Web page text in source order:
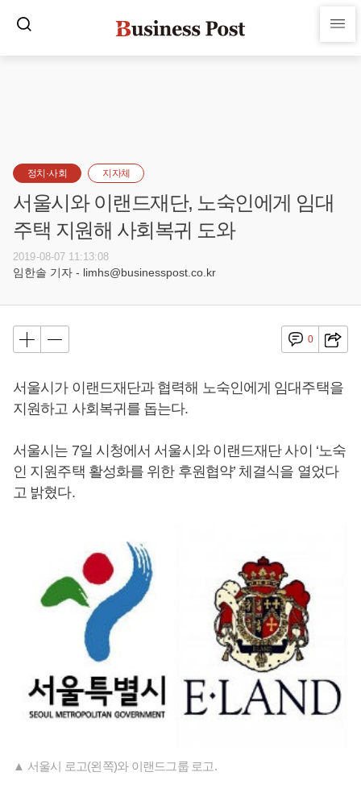
정치·사회 지자체
서울시와 이랜드재단, 노숙인에게 임대
주택 지원해 사회복귀 도와
2019-08-07 11:13:08
임한솔 기자 - limhs@businesspost.co.kr
0
서울시가 이랜드재단과 협력해 노숙인에게 임대주택을
지원하고 사회복귀를 돕는다.
서울시는 7일 시청에서 서울시와 이랜드재단 사이 ‘노숙
인 지원주택 활성화를 위한 후원협약’ 체결식을 열었다
고 밝혔다.
▲ 서울시 로고(왼쪽)와 이랜드그룹 로고.